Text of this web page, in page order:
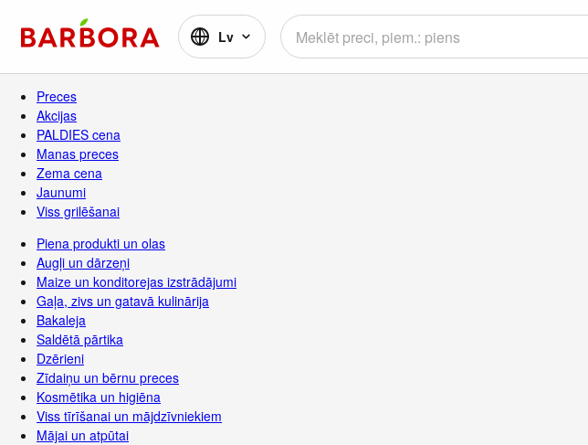
Lv
Preces
Akcijas
PALDIES cena
Manas preces
Zema cena
Jaunumi
Viss grilēšanai
Piena produkti un olas
Augļi un dārzeņi
Maize un konditorejas izstrādājumi
Gaļa, zivs un gatavā kulinārija
Bakaleja
Saldētā pārtika
Dzērieni
Zīdaiņu un bērnu preces
Kosmētika un higiēna
Viss tīrīšanai un mājdzīvniekiem
Mājai un atpūtai